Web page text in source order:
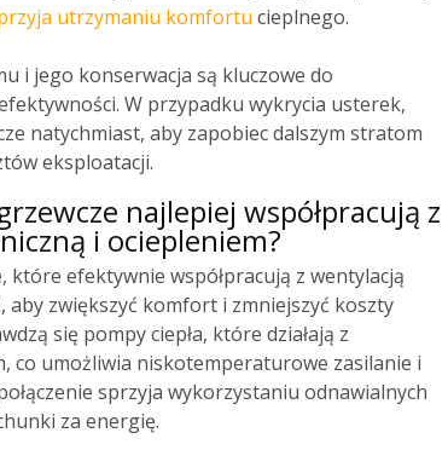
utrzymaniu komfortu cieplnego.
i jego konserwacja są kluczowe do
W przypadku wykrycia usterek,
natychmiast, aby zapobiec dalszym stratom
eksploatacji.
najlepiej współpracują z
i ociepleniem?
które efektywnie współpracują z wentylacją
aby zwiększyć komfort i zmniejszyć koszty
się pompy ciepła, które działają z
co umożliwia niskotemperaturowe zasilanie i
sprzyja wykorzystaniu odnawialnych
za energię.